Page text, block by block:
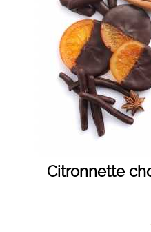
Citronnette